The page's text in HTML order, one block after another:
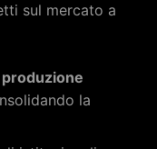
sul mercato a
la